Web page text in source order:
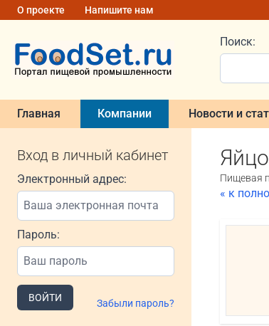
О проекте Напишите нам
Поиск:
Главная Компании Новости и
Вход в личный кабинет
Электронный адрес:
Пароль:
ВОЙТИ Забыли пароль?
Яйцо
Пищевая
« к